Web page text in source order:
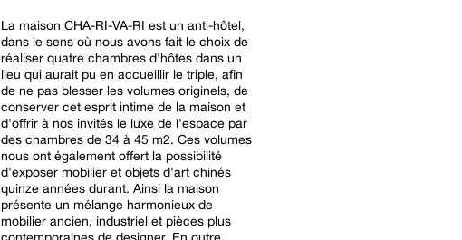
La maison CHA-RI-VA-RI est un anti-hôtel,
dans le sens où nous avons fait le choix de
réaliser quatre chambres d'hôtes dans un
lieu qui aurait pu en accueillir le triple, afin
de ne pas blesser les volumes originels, de
conserver cet esprit intime de la maison et
d'offrir à nos invités le luxe de l'espace par
des chambres de 34 à 45 m2. Ces volumes
nous ont également offert la possibilité
d'exposer mobilier et objets d'art chinés
quinze années durant. Ainsi la maison
présente un mélange harmonieux de
mobilier ancien, industriel et pièces plus